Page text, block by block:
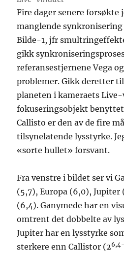
Fire dager senere forsøkte
manglende
Bilde-1, jfr
gikk
referansestjernene Vega
problemer. Gikk deretter
planeten i kameraets
fokuseringsobjekt
Callisto er den av de fire
tilsynelatende lysstyrke.
«sorte hullet» forsvant.
Fra venstre i bildet ser vi
(5,7), Europa (6,0),
(6,4). Ganymede har en
omtrent det dobbelte av
Jupiter har en lysstyrke
sterkere enn Callistor (2